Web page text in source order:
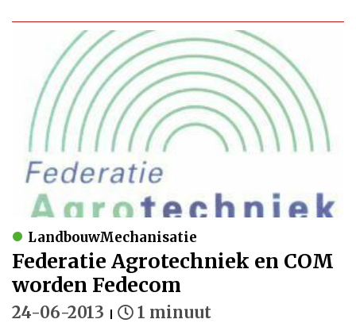
LandbouwMechanisatie
Federatie Agrotechniek en COM
worden Fedecom
24-06-2013 1 minuut